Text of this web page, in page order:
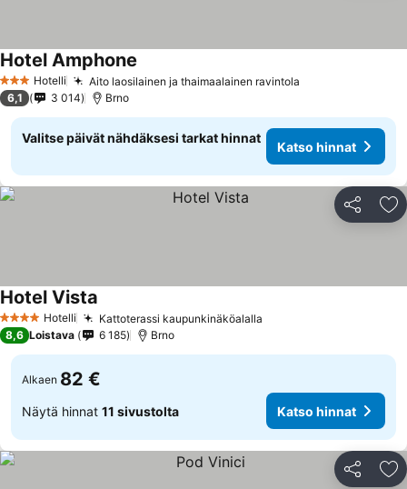
3 Tähtiluokitus
Hotelli Aito laosilainen ja thaimaalainen ravintola
Hotel Amphone
6,1 3 014 Brno
Valitse päivät nähdäksesi tarkat hinnat
Katso hinnat
Jaa
4 Tähtiluokitus
Hotelli Kattoterassi kaupunkinäköalalla
Hotel Vista
8,6 Loistava 6 185 Brno
Alkaen 82 €
Näytä hinnat 11 sivustolta Katso hinnat
Jaa